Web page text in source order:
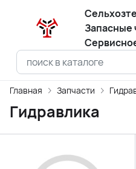
Запасные
Главная Запчасти
Гидравлика